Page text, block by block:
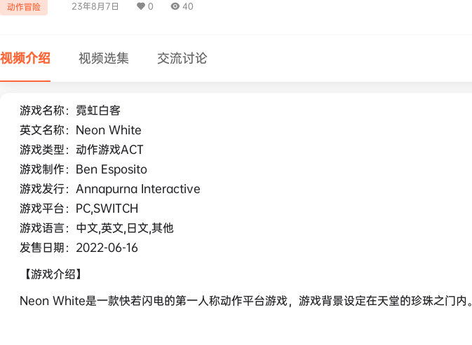
动作冒险 23年8月7日 0 40
视频介绍 视频选集 交流讨论
游戏名称：霓虹白客
英文名称：Neon White
游戏类型：动作游戏ACT
游戏制作：Ben Esposito
游戏发行：Annapurna Interactive
游戏平台：PC,SWITCH
游戏语言：中文,英文,日文,其他
发售日期：2022-06-16
【游戏介绍】
Neon White是一款快若闪电的第一人称动作平台游戏，游戏背景设定在天堂的珍珠之门内。